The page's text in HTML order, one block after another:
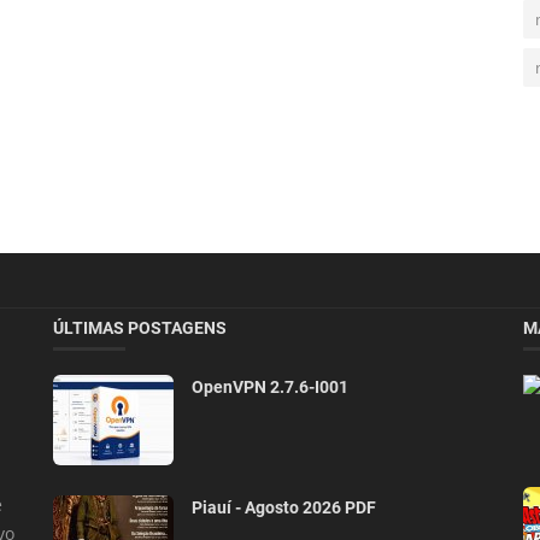
ÚLTIMAS POSTAGENS
OpenVPN 2.7.6-I001
Piauí - Agosto 2026 PDF